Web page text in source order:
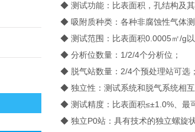
◆ 测试功能：比表面积，孔结构及
◆ 吸附质种类：各种非腐蚀性气体
◆ 测试范围：比表面积0.0005㎡/g
◆ 分析位数量：1/2/4个分析位；
◆ 脱气站数量：2/4个预处理站可选；
◆ 独立性：测试系统和脱气系统相
◆ 测试精度：比表面积≤±1.0%、最
◆ 独立P0站：具有技术的独立螺旋